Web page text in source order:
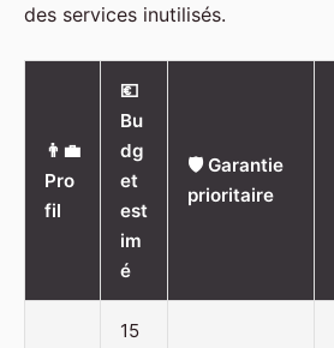
des services inutilisés.
👨‍💼
Pro
fil
💶
Bu
dg
et
est
im
é
🛡️ Garantie
prioritaire
15